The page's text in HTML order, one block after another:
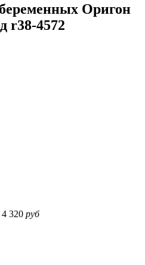
Оригон
r38-4572
4 320 руб